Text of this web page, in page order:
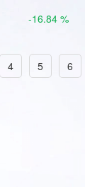
-16.84 %
4 5 6